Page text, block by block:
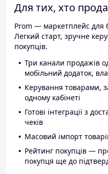
Для тих, хто
Prom — маркетплейс для
Легкий старт, зручне
покупців.
Три канали продажів
мобільний додаток,
Керування товарами,
одному кабінеті
Готові інтеграції з
чеків
Масовий імпорт
Рейтинг покупців —
покупця ще до